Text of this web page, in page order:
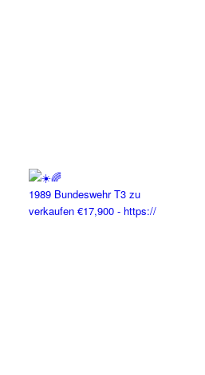
1989 Bundeswehr T3 zu
verkaufen €17,900 - https://